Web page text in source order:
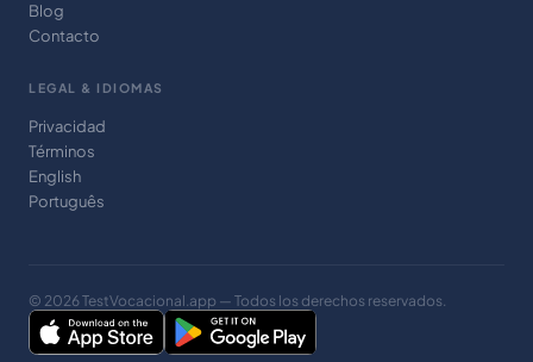
Blog
Contacto
LEGAL & IDIOMAS
Privacidad
Términos
English
Português
© 2026 TestVocacional.app — Todos los derechos reservados.